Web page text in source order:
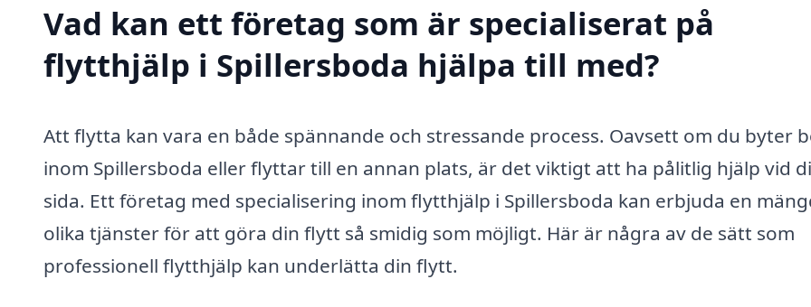
Vad kan ett företag som är specialiserat på
flytthjälp i Spillersboda hjälpa till med?
Att flytta kan vara en både spännande och stressande process. Oavsett om du byter
inom Spillersboda eller flyttar till en annan plats, är det viktigt att ha pålitlig hjälp vid
sida. Ett företag med specialisering inom flytthjälp i Spillersboda kan erbjuda en
olika tjänster för att göra din flytt så smidig som möjligt. Här är några av de sätt som
professionell flytthjälp kan underlätta din flytt.